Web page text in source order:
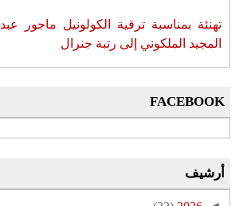
تهنئة بمناسبة ترقية الكولونيل ماجور عبد
المجيد الملكوني إلى رتبة جنرال
FACEBOOK
أرشيف